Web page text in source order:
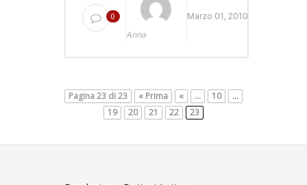
0
Anna
Marzo 01, 2010
Pagina 23 di 23 « Prima « ... 10
...
19
20 21 22 23